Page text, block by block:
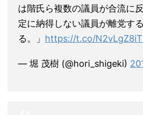
は階氏ら複数の議員が合流に
定に納得しない議員が離党す
る。」 https://t.co/
— 堀 茂樹 (@hori_shigeki)